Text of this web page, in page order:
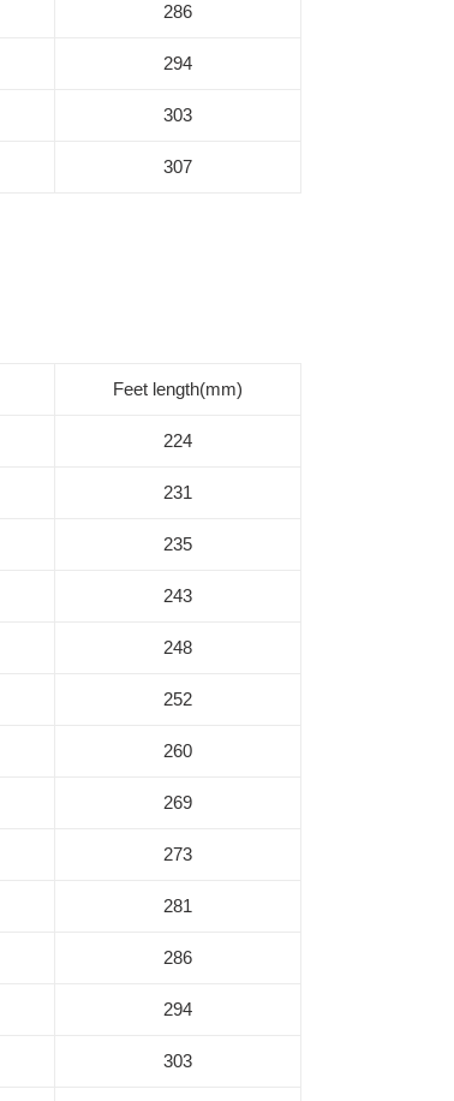
286
294
303
307
Feet length(mm)
224
231
235
243
248
252
260
269
273
281
286
294
303